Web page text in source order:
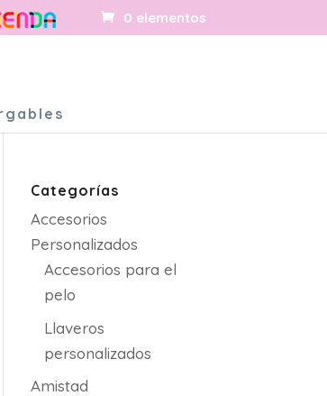
0 elementos
Categorías
Accesorios
Personalizados
Accesorios para el
pelo
Llaveros
personalizados
Amistad